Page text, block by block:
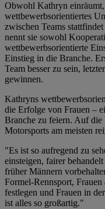
Obwohl Kathryn
wettbewerbsorientiertes
zwischen Teams
nennt sie sowohl
wettbewerbsorientierte
Einstieg in die Branche.
Team besser zu sein,
gewinnen.
Kathryns
die Erfolge von Frauen –
Branche zu feiern. Auf die
Motorsports am meisten
"Es ist so aufregend zu
einsteigen, fairer
früher Männern
Formel-Rennsport,
festlegen und Frauen in
ist alles so großartig."